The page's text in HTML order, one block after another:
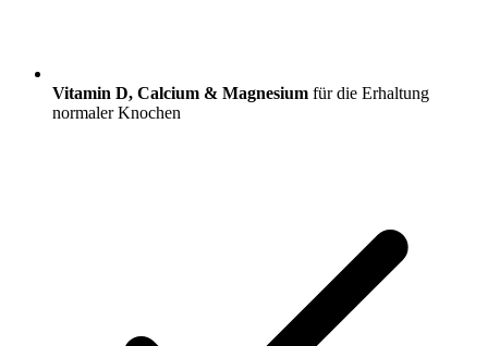
Vitamin D, Calcium & Magnesium für die Erhaltung
normaler Knochen